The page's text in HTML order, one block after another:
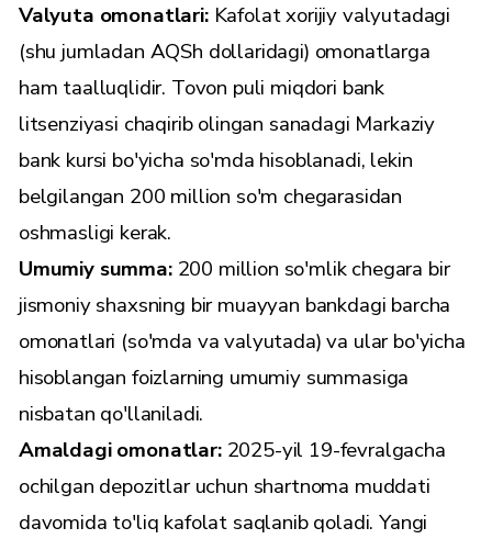
Valyuta omonatlari: Kafolat xorijiy valyutadagi
(shu jumladan AQSh dollaridagi) omonatlarga
ham taalluqlidir. Tovon puli miqdori bank
litsenziyasi chaqirib olingan sanadagi Markaziy
bank kursi bo'yicha so'mda hisoblanadi, lekin
belgilangan 200 million so'm chegarasidan
oshmasligi kerak.
Umumiy summa:200 million so'mlik chegara bir
jismoniy shaxsning bir muayyan bankdagi barcha
omonatlari (so'mda va valyutada) va ular bo'yicha
hisoblangan foizlarning umumiy summasiga
nisbatan qo'llaniladi.
Amaldagi omonatlar: 2025-yil 19-fevralgacha
ochilgan depozitlar uchun shartnoma muddati
davomida to'liq kafolat saqlanib qoladi. Yangi